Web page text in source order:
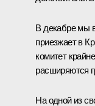
В декабре мы
приезжает в
комитет
расширяются
На одной из